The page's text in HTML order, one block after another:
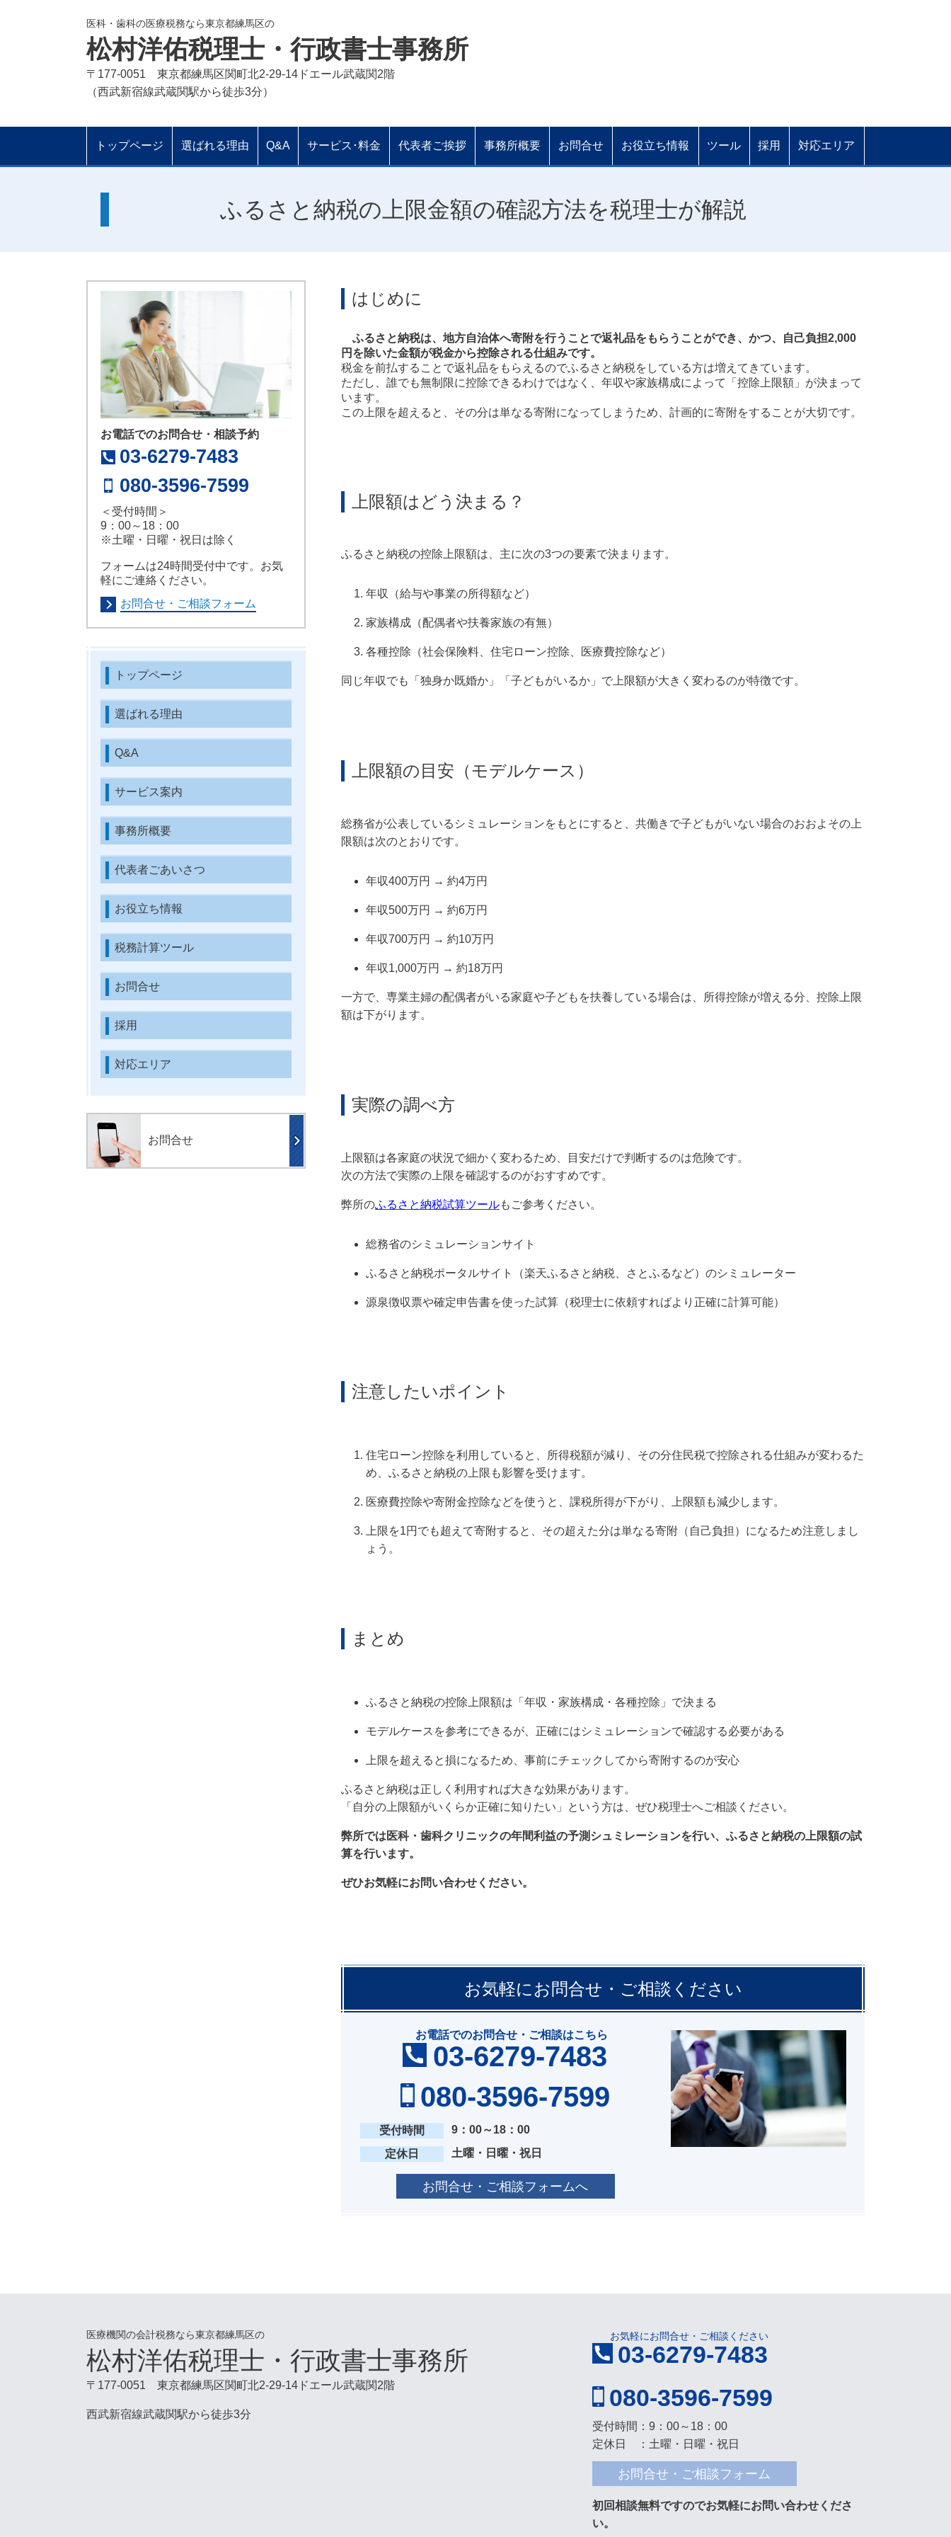
医科・歯科の医療税務なら東京都練馬区の
松村洋佑税理士・行政書士事務所
〒177-0051 東京都練馬区関町北2-29-14ドエール武蔵関2階
（西武新宿線武蔵関駅から徒歩3分）
トップページ 選ばれる理由 Q&A サービス･料金 代表者ご挨拶 事務所概要 お問合せ お役立ち情報 ツール 採用 対応エリア
ふるさと納税の上限金額の確認方法を税理士が解説
はじめに
ふるさと納税は、地方自治体へ寄附を行うことで返礼品をもらうことができ、かつ、自己負担2,000
円を除いた金額が税金から控除される仕組みです。
税金を前払することで返礼品をもらえるのでふるさと納税をしている方は増えてきています。
ただし、誰でも無制限に控除できるわけではなく、年収や家族構成によって「控除上限額」が決まって
います。
この上限を超えると、その分は単なる寄附になってしまうため、計画的に寄附をすることが大切です。
上限額はどう決まる？
ふるさと納税の控除上限額は、主に次の3つの要素で決まります。
年収（給与や事業の所得額など）
家族構成（配偶者や扶養家族の有無）
各種控除（社会保険料、住宅ローン控除、医療費控除など）
同じ年収でも「独身か既婚か」「子どもがいるか」で上限額が大きく変わるのが特徴です。
上限額の目安（モデルケース）
総務省が公表しているシミュレーションをもとにすると、共働きで子どもがいない場合のおおよその上
限額は次のとおりです。
年収400万円 → 約4万円
年収500万円 → 約6万円
年収700万円 → 約10万円
年収1,000万円 → 約18万円
一方で、専業主婦の配偶者がいる家庭や子どもを扶養している場合は、所得控除が増える分、控除上限
額は下がります。
実際の調べ方
上限額は各家庭の状況で細かく変わるため、目安だけで判断するのは危険です。
次の方法で実際の上限を確認するのがおすすめです。
弊所のふるさと納税試算ツールもご参考ください。
総務省のシミュレーションサイト
ふるさと納税ポータルサイト（楽天ふるさと納税、さとふるなど）のシミュレーター
源泉徴収票や確定申告書を使った試算（税理士に依頼すればより正確に計算可能）
注意したいポイント
住宅ローン控除を利用していると、所得税額が減り、その分住民税で控除される仕組みが変わるた
め、ふるさと納税の上限も影響を受けます。
医療費控除や寄附金控除などを使うと、課税所得が下がり、上限額も減少します。
上限を1円でも超えて寄附すると、その超えた分は単なる寄附（自己負担）になるため注意しまし
ょう。
まとめ
ふるさと納税の控除上限額は「年収・家族構成・各種控除」で決まる
モデルケースを参考にできるが、正確にはシミュレーションで確認する必要がある
上限を超えると損になるため、事前にチェックしてから寄附するのが安心
ふるさと納税は正しく利用すれば大きな効果があります。
「自分の上限額がいくらか正確に知りたい」という方は、ぜひ税理士へご相談ください。
弊所では医科・歯科クリニックの年間利益の予測シュミレーションを行い、ふるさと納税の上限額の試
算を行います。
ぜひお気軽にお問い合わせください。
お気軽にお問合せ・ご相談ください
お電話でのお問合せ・ご相談はこちら
03-6279-7483
080-3596-7599
受付時間
9：00～18：00
定休日
土曜・日曜・祝日
お問合せ・ご相談フォームへ
お電話でのお問合せ・相談予約
03-6279-7483
080-3596-7599
＜受付時間＞
9：00～18：00
※土曜・日曜・祝日は除く
フォームは24時間受付中です。お気
軽にご連絡ください。
お問合せ・ご相談フォーム
トップページ
選ばれる理由
Q&A
サービス案内
事務所概要
代表者ごあいさつ
お役立ち情報
税務計算ツール
お問合せ
採用
対応エリア
お問合せ
医療機関の会計税務なら東京都練馬区の
松村洋佑税理士・行政書士事務所
〒177-0051 東京都練馬区関町北2-29-14ドエール武蔵関2階
西武新宿線武蔵関駅から徒歩3分
お気軽にお問合せ・ご相談ください
03-6279-7483
080-3596-7599
受付時間：9：00～18：00
定休日 ：土曜・日曜・祝日
お問合せ・ご相談フォーム
初回相談無料ですのでお気軽にお問い合わせくださ
い。